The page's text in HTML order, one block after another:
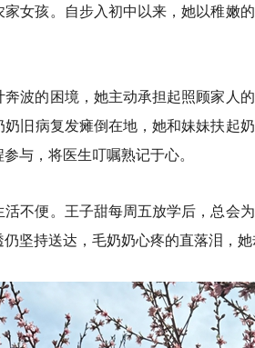
女孩。自步入初中以来，她以稚嫩
波的困境，她主动承担起照顾家人
旧病复发瘫倒在地，她和妹妹扶起
与，将医生叮嘱熟记于心。
不便。王子甜每周五放学后，总会
坚持送达，毛奶奶心疼的直落泪，